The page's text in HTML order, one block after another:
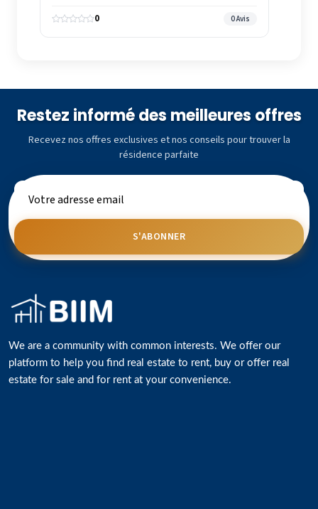
0 0 Avis
Restez informé des meilleures offres
Recevez nos offres exclusives et nos conseils pour trouver la
résidence parfaite
S'ABONNER
We are a community with common interests. We offer our
platform to help you find real estate to rent, buy or offer real
estate for sale and for rent at your convenience.